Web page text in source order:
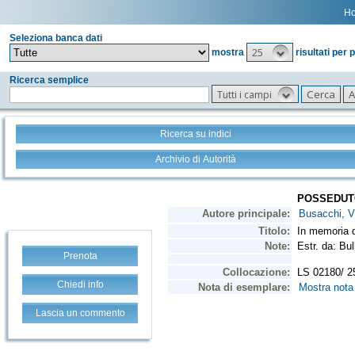
Seleziona banca dati
mostra
25 risultati per
Ricerca semplice
Tutti i campi
Ricerca su indici
Archivio di Autorità
Prenota
Chiedi info
Lascia un commento